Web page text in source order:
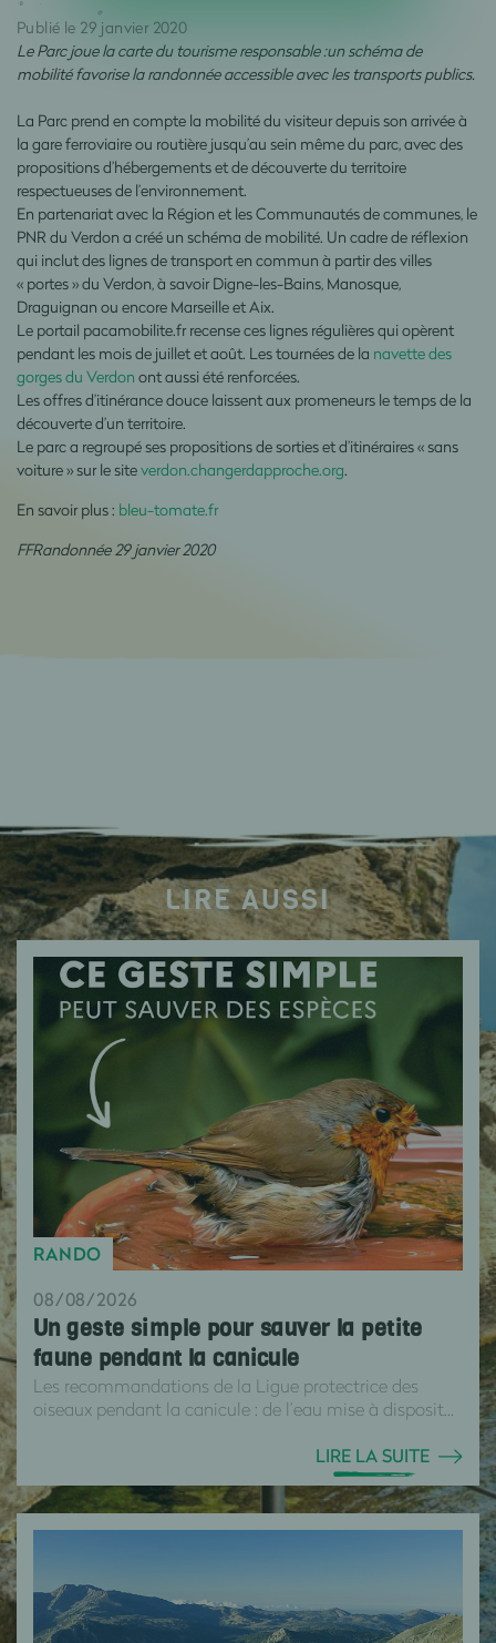
Publié le 29 janvier 2020
Le Parc joue la carte du tourisme responsable :un schéma de
mobilité favorise la randonnée accessible avec les transports publics.
La Parc prend en compte la mobilité du visiteur depuis son arrivée à
la gare ferroviaire ou routière jusqu’au sein même du parc, avec des
propositions d’hébergements et de découverte du territoire
respectueuses de l’environnement.
En partenariat avec la Région et les Communautés de communes, le
PNR du Verdon a créé un schéma de mobilité. Un cadre de réflexion
qui inclut des lignes de transport en commun à partir des villes
« portes » du Verdon, à savoir Digne-les-Bains, Manosque,
Draguignan ou encore Marseille et Aix.
Le portail pacamobilite.fr recense ces lignes régulières qui opèrent
pendant les mois de juillet et août. Les tournées de la navette des
gorges du Verdon ont aussi été renforcées.
Les offres d’itinérance douce laissent aux promeneurs le temps de la
découverte d’un territoire.
Le parc a regroupé ses propositions de sorties et d’itinéraires « sans
voiture » sur le siteverdon.changerdapproche.org.
En savoir plus : bleu-tomate.fr
FFRandonnée 29 janvier 2020
LIRE AUSSI
RANDO
08/08/2026
Un geste simple pour sauver la petite
faune pendant la canicule
Les recommandations de la Ligue protectrice des
oiseaux pendant la canicule : de l’eau mise à disposit...
LIRE LA SUITE